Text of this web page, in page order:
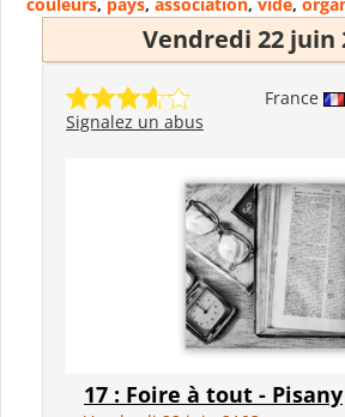
Vendredi 22 juin
France
Signalez un abus
17 : Foire à tout - Pisany